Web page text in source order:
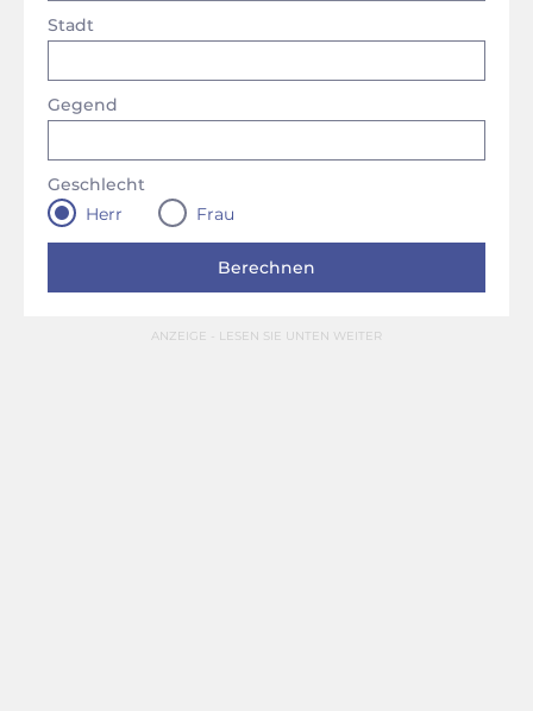
Gegend
Stadt
Geschlecht
Herr
Frau
ANZEIGE - LESEN SIE UNTEN WEITER